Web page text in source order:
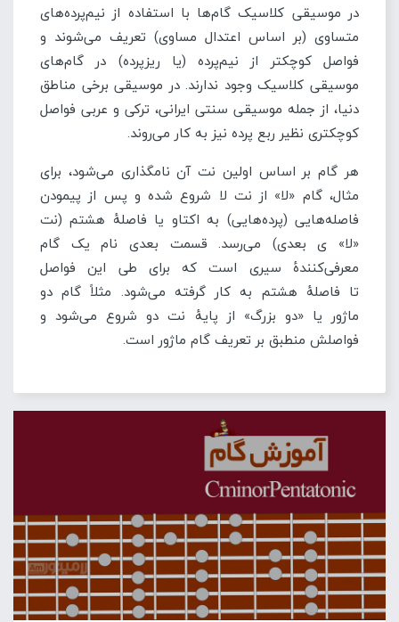
در موسیقی کلاسیک گام‌ها با استفاده از نیم‌پرده‌های
متساوی (بر اساس اعتدال مساوی) تعریف می‌شوند و
فواصل کوچکتر از نیم‌پرده (یا ریزپرده) در گام‌های
موسیقی کلاسیک وجود ندارند. در موسیقی برخی مناطق
دنیا، از جمله موسیقی سنتی ایرانی، ترکی و عربی فواصل
کوچکتری نظیر ربع پرده نیز به کار می‌روند.
هر گام بر اساس اولین نت آن نامگذاری می‌شود، برای
مثال، گام «لا» از نت لا شروع شده و پس از پیمودن
فاصله‌هایی (پرده‌هایی) به اکتاو یا فاصلهٔ هشتم (نت
«لا» ی بعدی) می‌رسد. قسمت بعدی نام یک گام
معرفی‌کنندهٔ سیری است که برای طی این فواصل
تا فاصلهٔ هشتم به کار گرفته می‌شود. مثلاً گام دو
ماژور یا «دو بزرگ» از پایهٔ نت دو شروع می‌شود و
فواصلش منطبق بر تعریف گام ماژور است.